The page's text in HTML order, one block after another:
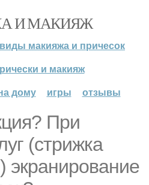
И МАКИЯЖ
виды макияжа и причесок
и макияж
дому
игры отзывы
При
(стрижка
экранирование